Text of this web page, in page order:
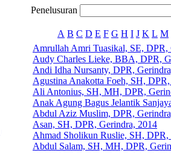
Penelusuran
A B C D E F G H I J K L M
Amrullah Amri Tuasikal, SE, DPR,
Audy Charles Lieke, BBA, DPR,
Andi Idha Nursanty, DPR,
Agustina Anakotta Foeh, SH,
Ali Antonius, SH, MH, DPR,
Anak Agung Bagus Jelantik
Abdul Aziz Muslim, DPR,
Asan, SH, DPR, Gerindra, 2014
Ahmad Sholikun Ruslie, SH, DPR,
Abdul Salam, SH, MH, DPR,